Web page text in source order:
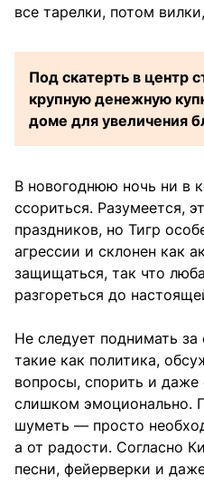
все тарелки, потом
Под скатерть в центр
крупную денежную
доме для увеличения
В новогоднюю ночь ни в
ссориться. Разумеется,
праздников, но Тигр
агрессии и склонен как
защищаться, так что
разгореться до
Не следует поднимать
такие как политика,
вопросы, спорить и даже
слишком эмоционально.
шуметь — просто
а от радости. Согласно
песни, фейерверки и